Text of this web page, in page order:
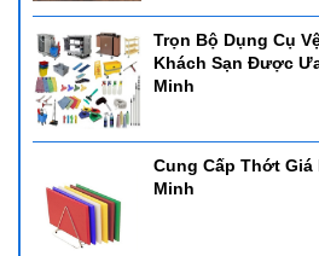
Đô thị Hà quang 2, Nha Trang, Khánh
*Điện thoại:0905880131
*Email:sieuthihoreca@gmail.com
gì đó về sản phẩm có thể liên hệ tới
vấn thông qua tổng đài
Trọn Bộ Dụng Cụ
Khách Sạn Được
Minh
Cung Cấp Thớt Giá
Minh